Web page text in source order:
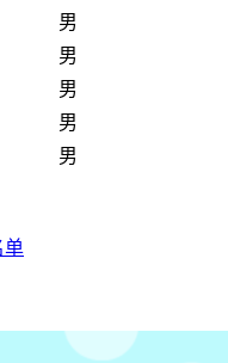
男
男
男
男
男
单